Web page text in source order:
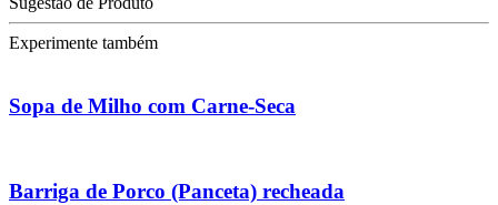
Experimente também
Sopa de Milho com Carne-Seca
Barriga de Porco (Panceta) recheada